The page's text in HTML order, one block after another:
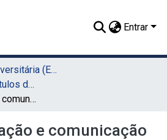
Entrar
08. Editora Universitária (EDUFRPE)
08.1 - Livros e Capítulos de Livros (EDUFRPE)
Gênero, educação e comunicação
e comunicação